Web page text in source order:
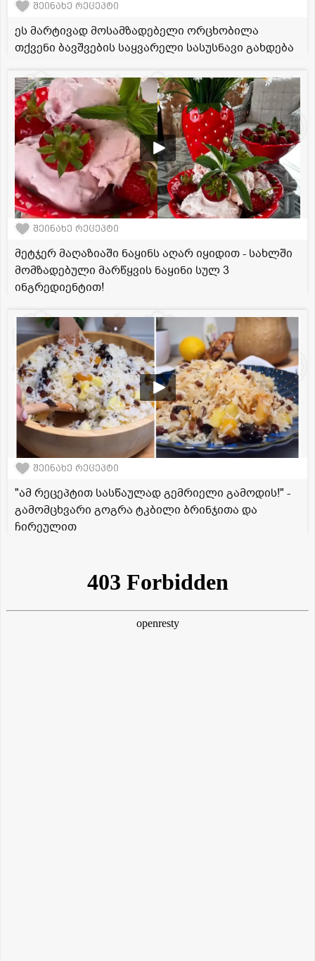
შეინახე რეცეპტი
ეს მარტივად მოსამზადებელი ორცხობილა
თქვენი ბავშვების საყვარელი სასუსნავი გახდება
შეინახე რეცეპტი
მეტჯერ მაღაზიაში ნაყინს აღარ იყიდით - სახლში
მომზადებული მარწყვის ნაყინი სულ 3
ინგრედიენტით!
შეინახე რეცეპტი
"ამ რეცეპტით სასწაულად გემრიელი გამოდის!" -
გამომცხვარი გოგრა ტკბილი ბრინჯითა და
ჩირეულით